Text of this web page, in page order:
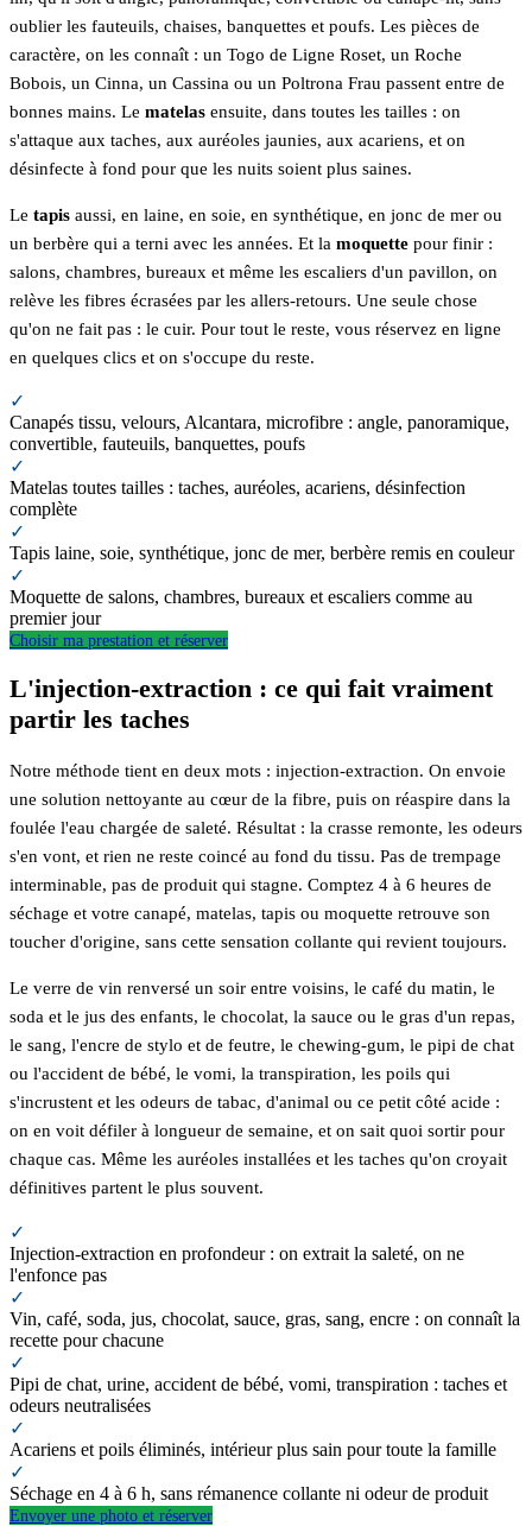
oublier les fauteuils, chaises, banquettes et poufs. Les pièces de
caractère, on les connaît : un Togo de Ligne Roset, un Roche
Bobois, un Cinna, un Cassina ou un Poltrona Frau passent entre de
bonnes mains. Le matelas ensuite, dans toutes les tailles : on
s'attaque aux taches, aux auréoles jaunies, aux acariens, et on
désinfecte à fond pour que les nuits soient plus saines.
Le tapis aussi, en laine, en soie, en synthétique, en jonc de mer ou
un berbère qui a terni avec les années. Et la moquette pour finir :
salons, chambres, bureaux et même les escaliers d'un pavillon, on
relève les fibres écrasées par les allers-retours. Une seule chose
qu'on ne fait pas : le cuir. Pour tout le reste, vous réservez en ligne
en quelques clics et on s'occupe du reste.
✓
Canapés tissu, velours, Alcantara, microfibre : angle, panoramique,
convertible, fauteuils, banquettes, poufs
✓
Matelas toutes tailles : taches, auréoles, acariens, désinfection
complète
✓
Tapis laine, soie, synthétique, jonc de mer, berbère remis en couleur
✓
Moquette de salons, chambres, bureaux et escaliers comme au
premier jour
Choisir ma prestation et réserver
L'injection-extraction : ce qui fait vraiment
partir les taches
Notre méthode tient en deux mots : injection-extraction. On envoie
une solution nettoyante au cœur de la fibre, puis on réaspire dans la
foulée l'eau chargée de saleté. Résultat : la crasse remonte, les odeurs
s'en vont, et rien ne reste coincé au fond du tissu. Pas de trempage
interminable, pas de produit qui stagne. Comptez 4 à 6 heures de
séchage et votre canapé, matelas, tapis ou moquette retrouve son
toucher d'origine, sans cette sensation collante qui revient toujours.
Le verre de vin renversé un soir entre voisins, le café du matin, le
soda et le jus des enfants, le chocolat, la sauce ou le gras d'un repas,
le sang, l'encre de stylo et de feutre, le chewing-gum, le pipi de chat
ou l'accident de bébé, le vomi, la transpiration, les poils qui
s'incrustent et les odeurs de tabac, d'animal ou ce petit côté acide :
on en voit défiler à longueur de semaine, et on sait quoi sortir pour
chaque cas. Même les auréoles installées et les taches qu'on croyait
définitives partent le plus souvent.
✓
Injection-extraction en profondeur : on extrait la saleté, on ne
l'enfonce pas
✓
Vin, café, soda, jus, chocolat, sauce, gras, sang, encre : on connaît la
recette pour chacune
✓
Pipi de chat, urine, accident de bébé, vomi, transpiration : taches et
odeurs neutralisées
✓
Acariens et poils éliminés, intérieur plus sain pour toute la famille
✓
Séchage en 4 à 6 h, sans rémanence collante ni odeur de produit
Envoyer une photo et réserver